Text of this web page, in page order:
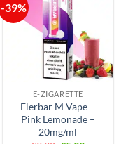
-39%
E-ZIGARETTE
Flerbar M Vape –
Pink Lemonade –
20mg/ml